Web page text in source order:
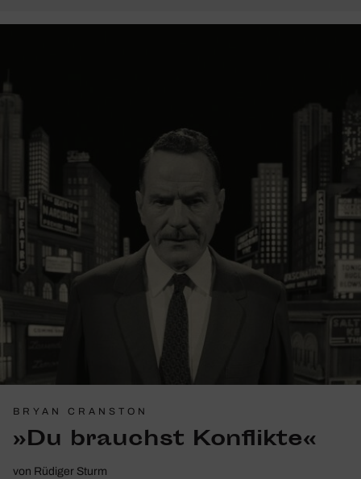
BRYAN CRANSTON
»Du brauchst Konflikte«
von Rüdiger Sturm